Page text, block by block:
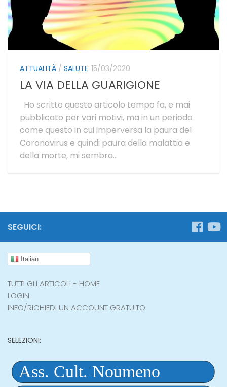
ATTUALITÀ / SALUTE 15/03/2020
LA VIA DELLA GUARIGIONE
Ho scritto questo articolo tempo fa, e mai
pubblicato per vari motivi, ma in un periodo
come questo in cui imperversa la paura del
Coronavirus e quindi paura della malattia e
della morte, mi sembra...
SEGUICI:
Italian
TUTTI GLI ARTICOLI - HOME
LOGIN
INFO/RICHIEDI UN ACCOUNT GRATUITO
SELEZIONI: